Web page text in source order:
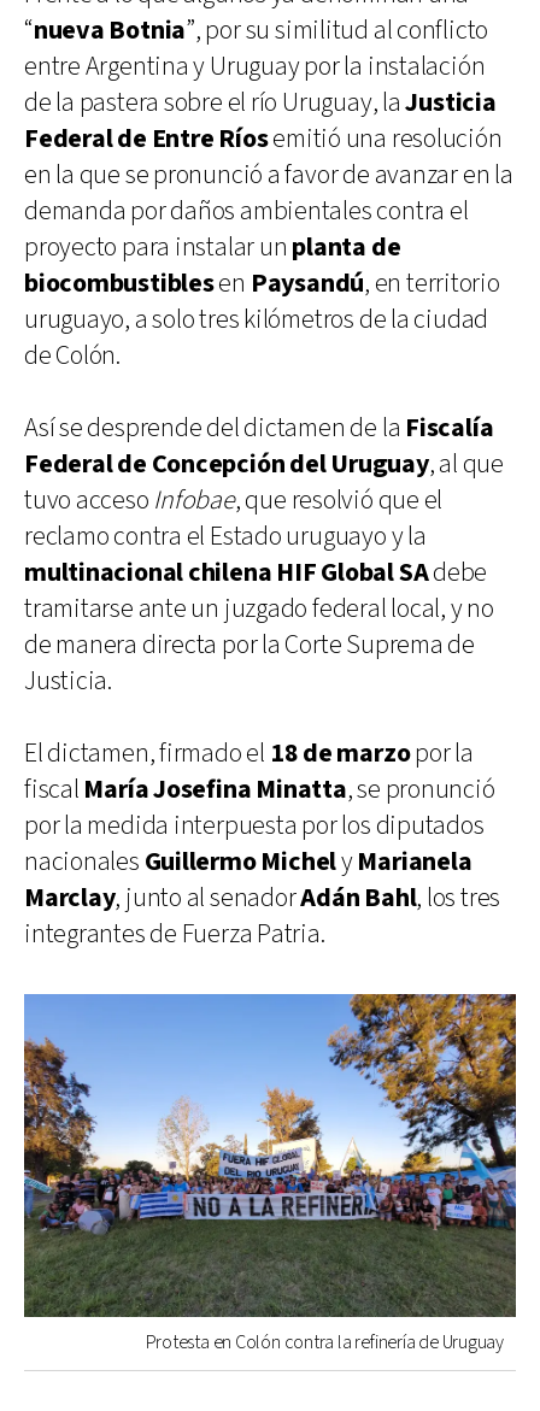
“nueva Botnia”, por su similitud al conflicto
entre Argentina y Uruguay por la instalación
de la pastera sobre el río Uruguay, laJusticia
Federal de Entre Ríosemitió una resolución
en la que se pronunció a favor de avanzar en la
demanda por daños ambientales contra el
proyecto para instalar un planta de
biocombustiblesen Paysandú, en territorio
uruguayo, a solo tres kilómetros de la ciudad
de Colón.
Así se desprende del dictamen de la Fiscalía
Federal de Concepción del Uruguay, al que
tuvo acceso Infobae, que resolvió que el
reclamo contra el Estado uruguayo y la
multinacional chilena HIF Global SAdebe
tramitarse ante un juzgado federal local, y no
de manera directa por la Corte Suprema de
Justicia.
El dictamen, firmado el 18 de marzopor la
fiscal María Josefina Minatta, se pronunció
por la medida interpuesta por los diputados
nacionales Guillermo MichelyMarianela
Marclay, junto al senadorAdán Bahl, los tres
integrantes de Fuerza Patria.
Protesta en Colón contra la refinería de Uruguay